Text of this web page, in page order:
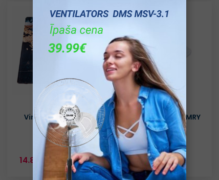
Virtuves svari ECG
KV1021
14.89€
Virtuves svari CAMRY
9821
16.40€